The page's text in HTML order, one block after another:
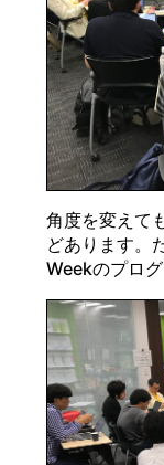
角度を変えて
どあります。
Weekのプログ